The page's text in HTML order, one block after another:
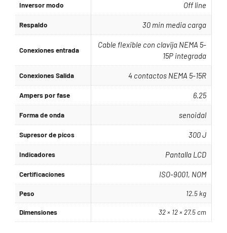
Inversor modo Off line
Respaldo 30 min media carga
Conexiones entrada
Cable flexible con clavija NEMA 5-
15P integrada
Conexiones Salida 4 contactos NEMA 5-15R
Ampers por fase 6.25
Forma de onda senoidal
Supresor de picos 300 J
Indicadores Pantalla LCD
Certificaciones ISO-9001, NOM
Peso 12.5 kg
Dimensiones 32 × 12 × 27.5 cm